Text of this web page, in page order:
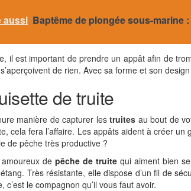
aussi Baptême de plongée sous-marine
il est important de prendre un appât afin de
s’aperçoivent de rien. Avec sa forme et son
de truite
manière de capturer lestruites au bout de
cela fera l’affaire. Les appâts aident à créer
de pêche très productive ?
amoureux depêche de truite qui aiment bien
Très résistante, elle dispose d’un fil de
c’est le compagnon qu’il vous faut avoir.